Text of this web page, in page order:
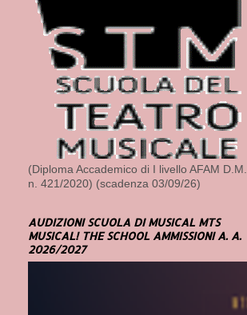
(Diploma Accademico di I livello AFAM D.M.
n. 421/2020) (scadenza 03/09/26)
AUDIZIONI SCUOLA DI MUSICAL MTS
MUSICAL! THE SCHOOL AMMISSIONI A. A.
2026/2027